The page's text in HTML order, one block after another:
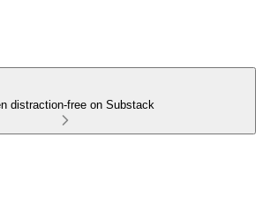
distraction-free on Substack